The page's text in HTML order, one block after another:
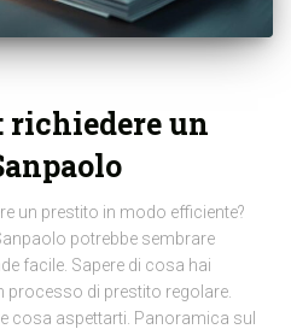
richiedere un
un prestito in modo efficiente?
potrebbe sembrare
facile. Sapere di cosa hai
processo di prestito regolare.
cosa aspettarti. Panoramica sul